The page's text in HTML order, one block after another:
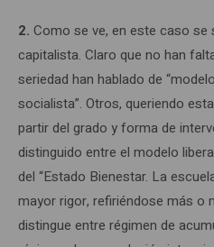
2. Como se ve, en este caso se
capitalista. Claro que no han
seriedad han hablado de
socialista”. Otros, queriendo
partir del grado y forma de
distinguido entre el modelo
del “Estado Bienestar. La
mayor rigor, refiriéndose más o
distingue entre régimen de